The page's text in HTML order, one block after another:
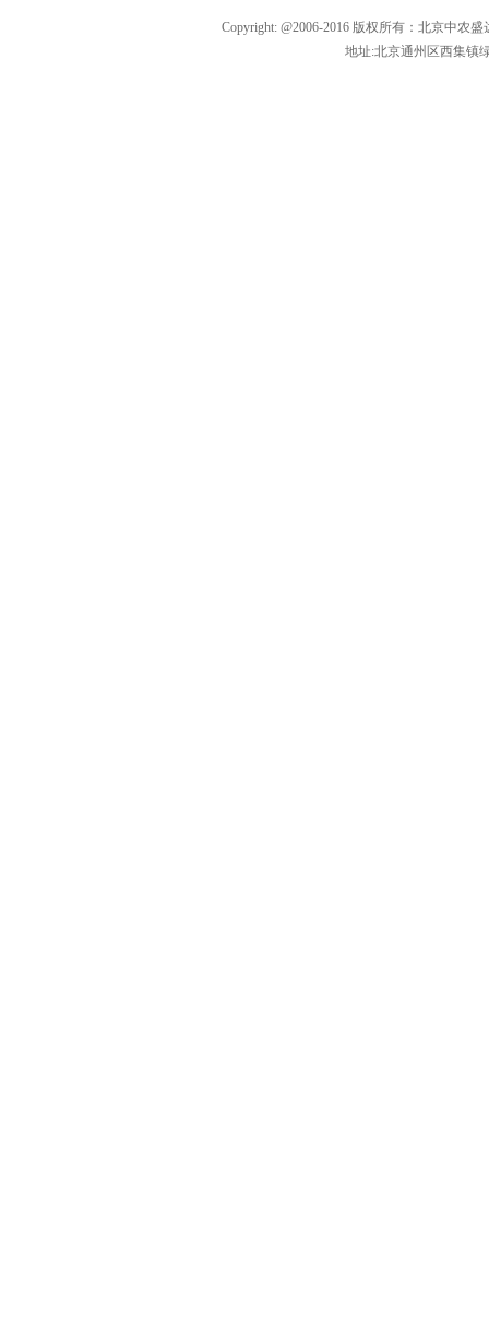
Copyright: @2006-2016 版权所有：北京中农
地址:北京通州区西集镇